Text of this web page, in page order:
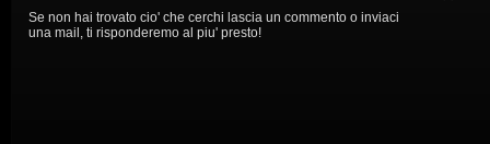
Se non hai trovato cio' che cerchi lascia un commento o inviaci
una mail, ti risponderemo al piu' presto!